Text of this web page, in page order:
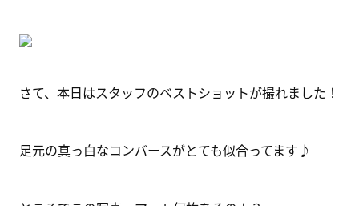
さて、本日はスタッフのベストショットが撮れました！
足元の真っ白なコンバースがとても似合ってます♪